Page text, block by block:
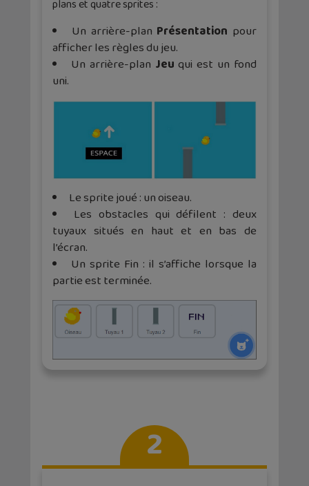
plans et quatre sprites :
Un arrière-plan Présentation pour
afficher les règles du jeu.
Un arrière-plan Jeu qui est un fond
uni.
Le sprite joué : un oiseau.
Les obstacles qui défilent : deux
tuyaux situés en haut et en bas de
l’écran.
Un sprite Fin : il s’affiche lorsque la
partie est terminée.
2